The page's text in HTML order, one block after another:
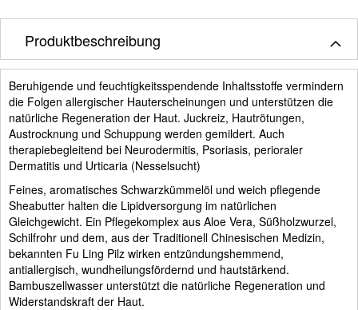
Produktbeschreibung
Beruhigende und feuchtigkeitsspendende Inhaltsstoffe vermindern
die Folgen allergischer Hauterscheinungen und unterstützen die
natürliche Regeneration der Haut. Juckreiz, Hautrötungen,
Austrocknung und Schuppung werden gemildert. Auch
therapiebegleitend bei Neurodermitis, Psoriasis, perioraler
Dermatitis und Urticaria (Nesselsucht)
Feines, aromatisches Schwarzkümmelöl und weich pflegende
Sheabutter halten die Lipidversorgung im natürlichen
Gleichgewicht. Ein Pflegekomplex aus Aloe Vera, Süßholzwurzel,
Schilfrohr und dem, aus der Traditionell Chinesischen Medizin,
bekannten Fu Ling Pilz wirken entzündungshemmend,
antiallergisch, wundheilungsfördernd und hautstärkend.
Bambuszellwasser unterstützt die natürliche Regeneration und
Widerstandskraft der Haut.